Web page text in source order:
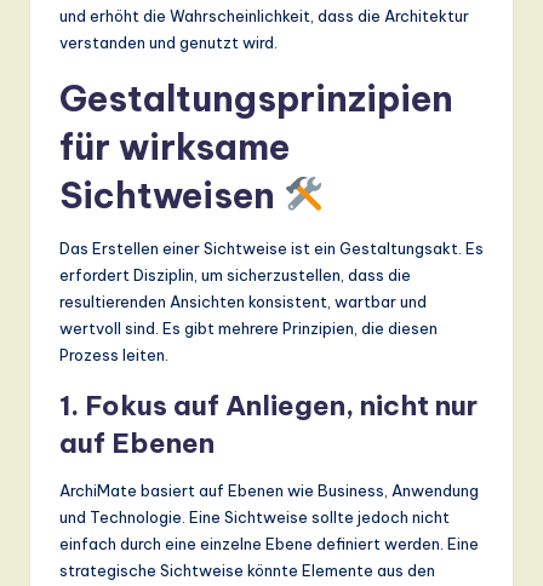
und erhöht die Wahrscheinlichkeit, dass die Architektur
verstanden und genutzt wird.
Gestaltungsprinzipien
für wirksame
Sichtweisen
Das Erstellen einer Sichtweise ist ein Gestaltungsakt. Es
erfordert Disziplin, um sicherzustellen, dass die
resultierenden Ansichten konsistent, wartbar und
wertvoll sind. Es gibt mehrere Prinzipien, die diesen
Prozess leiten.
1. Fokus auf Anliegen, nicht nur
auf Ebenen
ArchiMate basiert auf Ebenen wie Business, Anwendung
und Technologie. Eine Sichtweise sollte jedoch nicht
einfach durch eine einzelne Ebene definiert werden. Eine
strategische Sichtweise könnte Elemente aus den